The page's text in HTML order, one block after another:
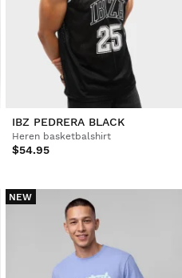
IBZ PEDRERA BLACK
Heren basketbalshirt
$54.95
NEW